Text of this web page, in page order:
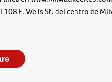
108 E. Wells St. del centro de